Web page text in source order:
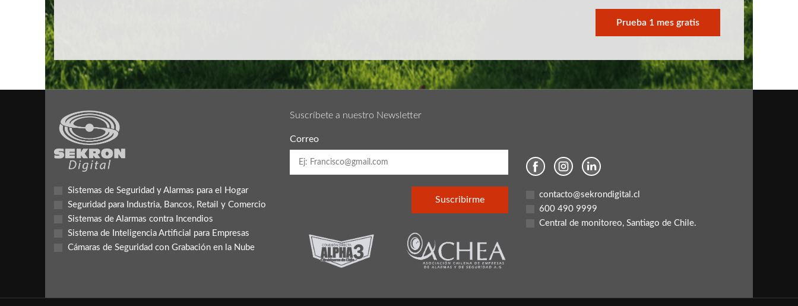
Prueba 1 mes gratis
Sistemas de Seguridad y Alarmas para el Hogar
Seguridad para Industria, Bancos, Retail y Comercio
Sistemas de Alarmas contra Incendios
Sistema de Inteligencia Artificial para Empresas
Cámaras de Seguridad con Grabación en la Nube
Suscríbete a nuestro Newsletter
Correo
contacto@sekrondigital.cl
600 490 9999
Central de monitoreo, Santiago de Chile.